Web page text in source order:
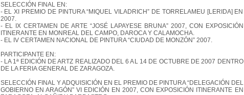
SELECCIÓN FINAL EN:
- EL XI PREMIO DE PINTURA “MIQUEL VILADRICH” DE TORRELAMEU [LERIDA] EN
2007.
- EL IX CERTAMEN DE ARTE “JOSÉ LAPAYESE BRUNA” 2007, CON EXPOSICIÓN
ITINERANTE EN MONREAL DEL CAMPO, DAROCA Y CALAMOCHA.
- EL IV CERTAMEN NACIONAL DE PINTURA “CIUDAD DE MONZÓN” 2007.
PARTICIPANTE EN:
- LA 1ª EDICIÓN DE ARTZ REALIZADO DEL 6 AL 14 DE OCTUBRE DE 2007 DENTRO
DE LA FERIA GENERAL DE ZARAGOZA.
SELECCIÓN FINAL Y ADQUISICIÓN EN EL PREMIO DE PINTURA “DELEGACIÓN DEL
GOBIERNO EN ARAGÓN” VI EDICIÓN EN 2007, CON EXPOSICIÓN ITINERANTE EN